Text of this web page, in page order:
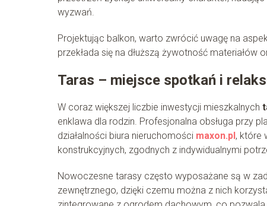
wyzwań.
Projektując balkon, warto zwrócić uwagę na
przekłada się na dłuższą żywotność
Taras – miejsce spotkań i
W coraz większej liczbie inwestycji mieszkalnych
enklawa dla rodzin. Profesjonalna obsługa przy
działalności biura nieruchomości maxon.pl, które
konstrukcyjnych, zgodnych z indywidualnymi
Nowoczesne tarasy często wyposażane są w
zewnętrznego, dzięki czemu można z nich